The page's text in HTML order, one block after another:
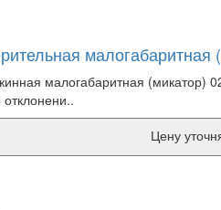
малогабаритная
малогабаритная